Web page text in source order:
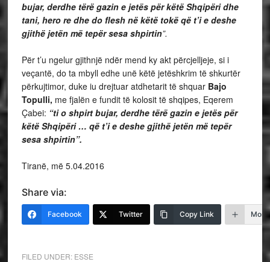
bujar, derdhe tërë gazin e jetës për këtë Shqipëri dhe
tani, hero re dhe do flesh në këtë tokë që t’i e deshe
gjithë jetën më tepër sesa shpirtin”.
Për t’u ngelur gjithnjë ndër mend ky akt përcjelljeje, si i
veçantë, do ta mbyll edhe unë këtë jetëshkrim të shkurtër
përkujtimor, duke iu drejtuar atdhetarit të shquar Bajo
Topulli, me fjalën e fundit të kolosit të shqipes, Eqerem
Çabei: “ti o shpirt bujar, derdhe tërë gazin e jetës për
këtë Shqipëri … që t’i e deshe gjithë jetën më tepër
sesa shpirtin”.
Tiranë, më 5.04.2016
Share via:
Facebook Twitter Copy Link More
FILED UNDER: ESSE